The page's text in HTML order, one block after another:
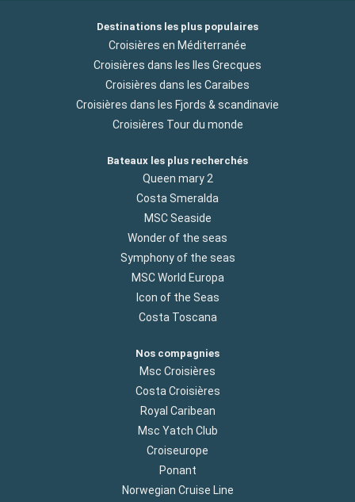
Destinations les plus populaires
Croisières en Méditerranée
Croisières dans les Iles Grecques
Croisières dans les Caraibes
Croisières dans les Fjords & scandinavie
Croisières Tour du monde
Bateaux les plus recherchés
Queen mary 2
Costa Smeralda
MSC Seaside
Wonder of the seas
Symphony of the seas
MSC World Europa
Icon of the Seas
Costa Toscana
Nos compagnies
Msc Croisières
Costa Croisières
Royal Caribean
Msc Yatch Club
Croiseurope
Ponant
Norwegian Cruise Line